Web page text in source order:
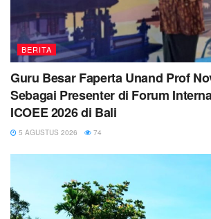
BERITA
Guru Besar Faperta Unand Prof
Sebagai Presenter di Forum
ICOEE 2026 di Bali
5 AGUSTUS 2026 74